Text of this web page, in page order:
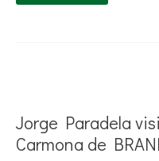
Jorge Paradela
Carmona de
instalaciones
de
Carmona